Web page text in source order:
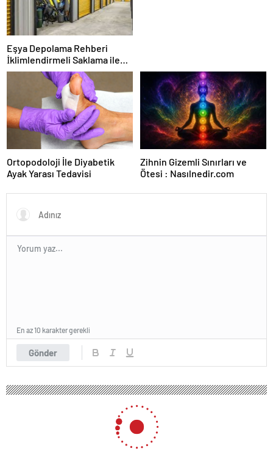
Eşya Depolama Rehberi
İklimlendirmeli Saklama ile
Güvenli Kullanım
Ortopodoloji İle Diyabetik
Ayak Yarası Tedavisi
Zihnin Gizemli Sınırları ve
Ötesi : Nasılnedir.com
Gönder
En az 10 karakter gerekli
3 gündür kayıptı genç kızdan acı